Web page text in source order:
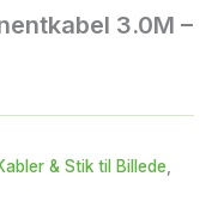
3.0M –
& Stik til Billede,